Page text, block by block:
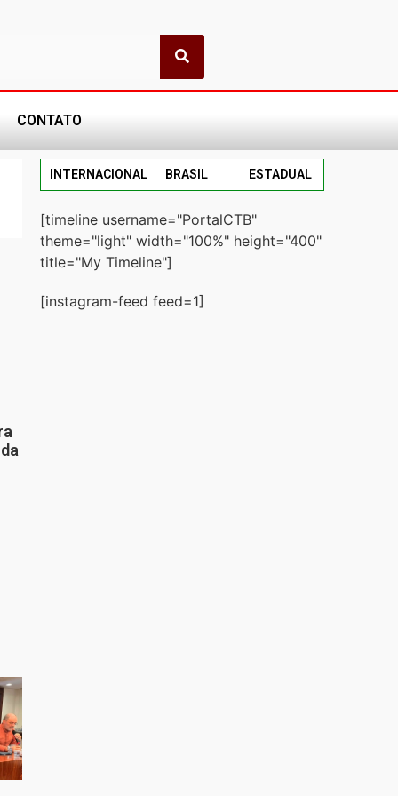
CONTATO
INTERNACIONAL BRASIL ESTADUAL
[timeline username="PortalCTB"
theme="light" width="100%" height="400"
title="My Timeline"]
[instagram-feed feed=1]